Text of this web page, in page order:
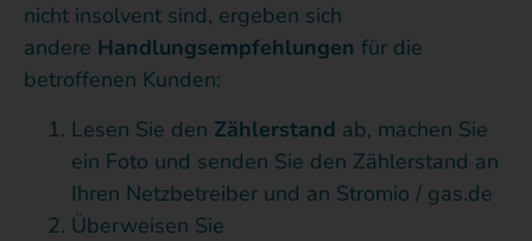
nicht insolvent sind, ergeben sich
andere Handlungsempfehlungen für die
betroffenen Kunden:
Lesen Sie den Zählerstand ab, machen Sie
ein Foto und senden Sie den Zählerstand an
Ihren Netzbetreiber und an Stromio / gas.de
Überweisen Sie